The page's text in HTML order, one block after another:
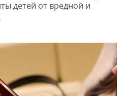
детей от вредной и